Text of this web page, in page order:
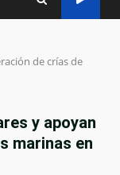
de crías de
y apoyan
marinas en